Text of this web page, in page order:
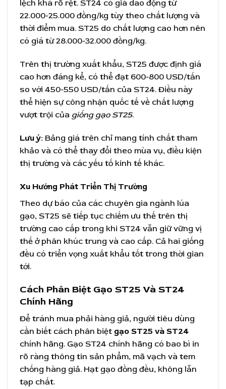
lệch khá rõ rệt. ST24 có giá dao động từ
22.000-25.000 đồng/kg tùy theo chất lượng và
thời điểm mua. ST25 do chất lượng cao hơn nên
có giá từ 28.000-32.000 đồng/kg.
Trên thị trường xuất khẩu, ST25 được định giá
cao hơn đáng kể, có thể đạt 600-800 USD/tấn
so với 450-550 USD/tấn của ST24. Điều này
thể hiện sự công nhận quốc tế về chất lượng
vượt trội của giống gạo ST25.
Lưu ý: Bảng giá trên chỉ mang tính chất tham
khảo và có thể thay đổi theo mùa vụ, điều kiện
thị trường và các yếu tố kinh tế khác.
Xu Hướng Phát Triển Thị Trường
Theo dự báo của các chuyên gia ngành lúa
gạo, ST25 sẽ tiếp tục chiếm ưu thế trên thị
trường cao cấp trong khi ST24 vẫn giữ vững vị
thế ở phân khúc trung và cao cấp. Cả hai giống
đều có triển vọng xuất khẩu tốt trong thời gian
tới.
Cách Phân Biệt Gạo ST25 Và ST24
Chính Hãng
Để tránh mua phải hàng giả, người tiêu dùng
cần biết cách phân biệt gạo ST25 và ST24
chính hãng. Gạo ST24 chính hãng có bao bì in
rõ ràng thông tin sản phẩm, mã vạch và tem
chống hàng giả. Hạt gạo đồng đều, không lẫn
tạp chất.